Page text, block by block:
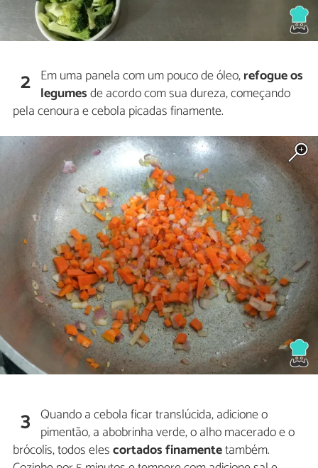
2 Em uma panela com um pouco de óleo,refogue os
legumesde acordo com sua dureza, começando
pela cenoura e cebola picadas finamente.
3 Quando a cebola ficar translúcida, adicione o
pimentão, a abobrinha verde, o alho macerado e o
brócolis, todos elescortados finamentetambém.